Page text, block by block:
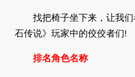
找把椅子坐下来，让我们
石传说》玩家中的佼佼者们!
排名角色名称